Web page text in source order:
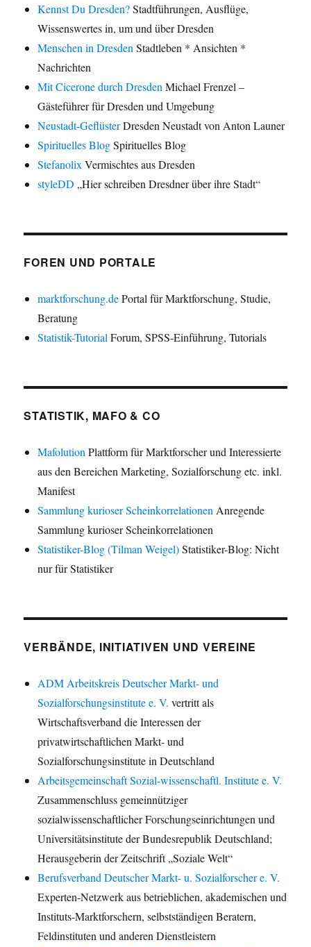
Kennst Du Dresden?Stadtführungen, Ausflüge,
Wissenswertes in, um und über Dresden
Menschen in Dresden Stadtleben * Ansichten *
Nachrichten
Mit Cicerone durch Dresden Michael Frenzel –
Gästeführer für Dresden und Umgebung
Neustadt-GeflüsterDresden Neustadt von Anton Launer
Spirituelles BlogSpirituelles Blog
Stefanolix Vermischtes aus Dresden
styleDD „Hier schreiben Dresdner über ihre Stadt“
FOREN UND PORTALE
marktforschung.dePortal für Marktforschung, Studie,
Beratung
Statistik-Tutorial Forum, SPSS-Einführung, Tutorials
STATISTIK, MAFO & CO
Mafolution Plattform für Marktforscher und Interessierte
aus den Bereichen Marketing, Sozialforschung etc. inkl.
Manifest
Sammlung kurioser Scheinkorrelationen Anregende
Sammlung kurioser Scheinkorrelationen
Statistiker-Blog (Tilman Weigel)Statistiker-Blog: Nicht
nur für Statistiker
VERBÄNDE, INITIATIVEN UND VEREINE
ADM Arbeitskreis Deutscher Markt- und
Sozialforschungsinstitute e. V. vertritt als
Wirtschaftsverband die Interessen der
privatwirtschaftlichen Markt- und
Sozialforschungsinstitute in Deutschland
Arbeitsgemeinschaft Sozial-wissenschaftl. Institute e. V.
Zusammenschluss gemeinnütziger
sozialwissenschaftlicher Forschungseinrichtungen und
Universitätsinstitute der Bundesrepublik Deutschland;
Herausgeberin der Zeitschrift „Soziale Welt“
Berufsverband Deutscher Markt- u. Sozialforscher e. V.
Experten-Netzwerk aus betrieblichen, akademischen und
Instituts-Marktforschern, selbstständigen Beratern,
Feldinstituten und anderen Dienstleistern